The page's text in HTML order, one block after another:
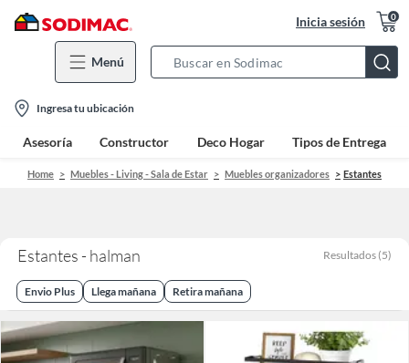
Inicia sesión 0
Menú
Bar
location-
icon
Ingresa tu ubicación
Asesoría Constructor Deco Hogar Tipos de Entrega
Home Muebles - Living - Sala de Estar Muebles organizadores Estantes
Estantes - halman Resultados (5)
Envio Plus Llega mañana Retira mañana